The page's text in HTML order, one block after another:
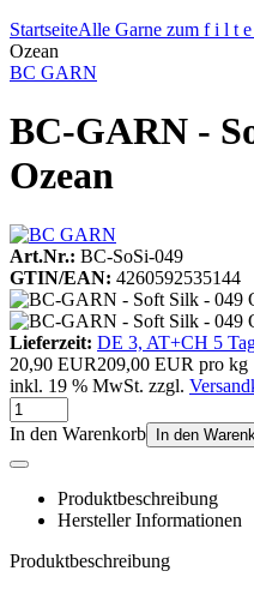
StartseiteAlle Garne zum f i l t e
Ozean
BC GARN
BC-GARN -
Ozean
Art.Nr.: BC-SoSi-049
GTIN/EAN: 4260592535144
Lieferzeit: DE 3, AT+CH 5
20,90 EUR209,00 EUR pro kg
inkl. 19 % MwSt. zzgl.
In den Warenkorb In den
Produktbeschreibung
Hersteller Informationen
Produktbeschreibung